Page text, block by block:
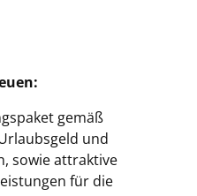
gemäß
und
sowie attraktive
für die